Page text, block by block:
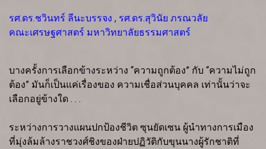
รศ.ดร.ชวินทร์ ลีนะบรรจง , รศ.ดร.สุวินัย ภรณวลัย
คณะเศรษฐศาสตร์ มหาวิทยาลัยธรรมศาสตร์
บางครั้งการเลือกข้างระหว่าง “ความถูกต้อง” กับ “ความไม่ถูก
ต้อง” มันก็เป็นแค่เรื่องของ ความเชื่อส่วนบุคคล เท่านั้นว่าจะ
เลือกอยู่ข้างใด . . .
ระหว่างการวางแผนปกป้องชีวิต ซุนยัดเซน ผู้นำทางการเมือง
ที่มุ่งล้มล้างราชวงศ์ชิงของฝ่ายปฏิวัติกับขุนนางผู้รักชาติที่